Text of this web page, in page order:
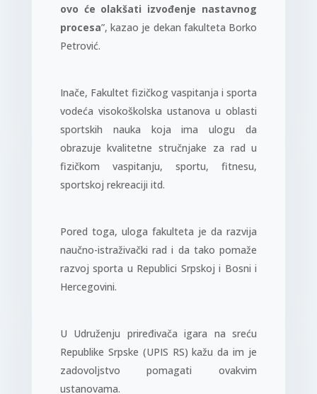
ovo će olakšati izvođenje nastavnog
procesa”, kazao je dekan fakulteta Borko
Petrović.
Inače, Fakultet fizičkog vaspitanja i sporta
vodeća visokoškolska ustanova u oblasti
sportskih nauka koja ima ulogu da
obrazuje kvalitetne stručnjake za rad u
fizičkom vaspitanju, sportu, fitnesu,
sportskoj rekreaciji itd.
Pored toga, uloga fakulteta je da razvija
naučno-istraživački rad i da tako pomaže
razvoj sporta u Republici Srpskoj i Bosni i
Hercegovini.
U Udruženju priređivača igara na sreću
Republike Srpske (UPIS RS) kažu da im je
zadovoljstvo pomagati ovakvim
ustanovama.